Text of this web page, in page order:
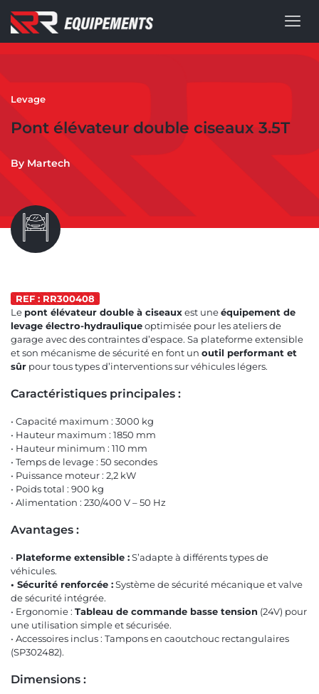
Levage
Pont élévateur double ciseaux 3.5T
By Martech
REF : RR300408
Le pont élévateur double à ciseauxest uneéquipement de
levage électro-hydrauliqueoptimisée pour les ateliers de
garage avec des contraintes d’espace. Sa plateforme extensible
et son mécanisme de sécurité en font un outil performant et
sûr pour tous types d’interventions sur véhicules légers.
Caractéristiques principales :
• Capacité maximum : 3000 kg
• Hauteur maximum : 1850 mm
• Hauteur minimum : 110 mm
• Temps de levage : 50 secondes
• Puissance moteur : 2,2 kW
• Poids total : 900 kg
• Alimentation : 230/400 V – 50 Hz
Avantages :
• Plateforme extensible :S’adapte à différents types de
véhicules.
• Sécurité renforcée :Système de sécurité mécanique et valve
de sécurité intégrée.
• Ergonomie : Tableau de commande basse tension (24V) pour
une utilisation simple et sécurisée.
• Accessoires inclus : Tampons en caoutchouc rectangulaires
(SP302482).
Dimensions :